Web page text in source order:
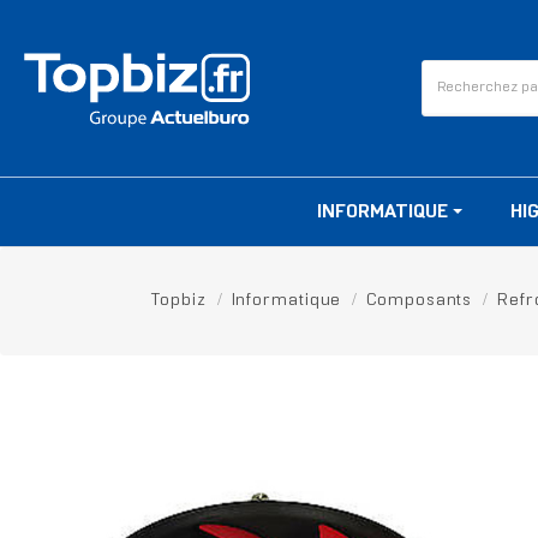
INFORMATIQUE
Topbiz Informatique Composants